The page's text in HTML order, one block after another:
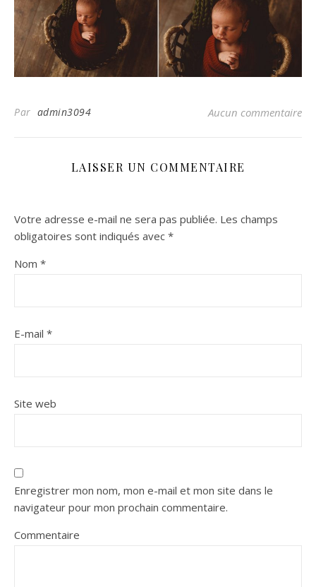
Par admin3094 Aucun commentaire
LAISSER UN COMMENTAIRE
Votre adresse e-mail ne sera pas publiée. Les champs
obligatoires sont indiqués avec *
Nom *
E-mail *
Site web
Enregistrer mon nom, mon e-mail et mon site dans le
navigateur pour mon prochain commentaire.
Commentaire